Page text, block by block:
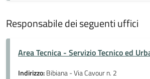
Responsabile dei seguenti uffici
Area Tecnica - Servizio Tecnico ed
Indirizzo:Bibiana - Via Cavour n. 2